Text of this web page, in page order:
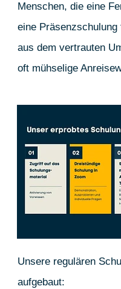
Menschen, die eine
eine
aus dem vertrauten
oft mühselige
Unsere regulären
aufgebaut: